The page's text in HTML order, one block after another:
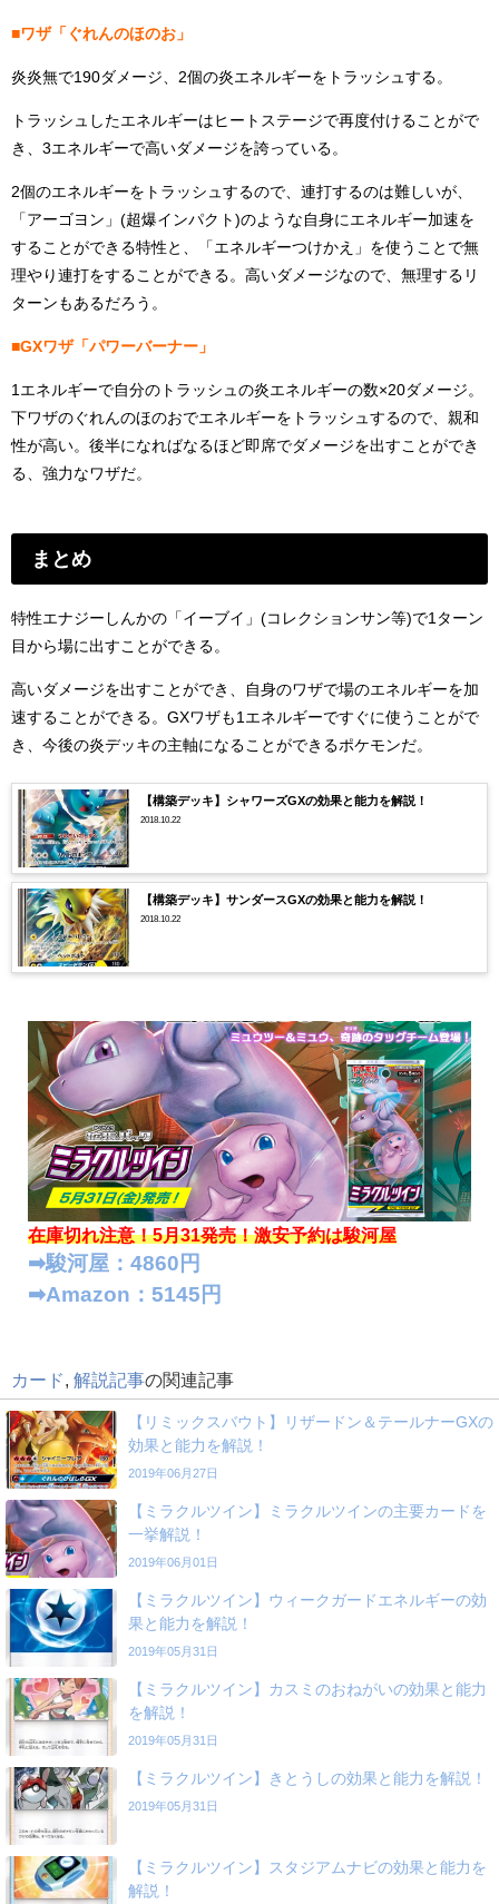
■ワザ「ぐれんのほのお」
炎炎無で190ダメージ、2個の炎エネルギーをトラッシュする。
トラッシュしたエネルギーはヒートステージで再度付けることがで
き、3エネルギーで高いダメージを誇っている。
2個のエネルギーをトラッシュするので、連打するのは難しいが、
「アーゴヨン」(超爆インパクト)のような自身にエネルギー加速を
することができる特性と、「エネルギーつけかえ」を使うことで無
理やり連打をすることができる。高いダメージなので、無理するリ
ターンもあるだろう。
■GXワザ「パワーバーナー」
1エネルギーで自分のトラッシュの炎エネルギーの数×20ダメージ。
下ワザのぐれんのほのおでエネルギーをトラッシュするので、親和
性が高い。後半になればなるほど即席でダメージを出すことができ
る、強力なワザだ。
まとめ
特性エナジーしんかの「イーブイ」(コレクションサン等)で1ターン
目から場に出すことができる。
高いダメージを出すことができ、自身のワザで場のエネルギーを加
速することができる。GXワザも1エネルギーですぐに使うことがで
き、今後の炎デッキの主軸になることができるポケモンだ。
【構築デッキ】シャワーズGXの効果と能力を解説！
2018.10.22
【構築デッキ】サンダースGXの効果と能力を解説！
2018.10.22
在庫切れ注意！5月31発売！激安予約は駿河屋
➡︎駿河屋：4860円
➡︎Amazon：5145円
カード, 解説記事の関連記事
【リミックスバウト】リザードン＆テールナーGXの
効果と能力を解説！
2019年06月27日
【ミラクルツイン】ミラクルツインの主要カードを
一挙解説！
2019年06月01日
【ミラクルツイン】ウィークガードエネルギーの効
果と能力を解説！
2019年05月31日
【ミラクルツイン】カスミのおねがいの効果と能力
を解説！
2019年05月31日
【ミラクルツイン】きとうしの効果と能力を解説！
2019年05月31日
【ミラクルツイン】スタジアムナビの効果と能力を
解説！